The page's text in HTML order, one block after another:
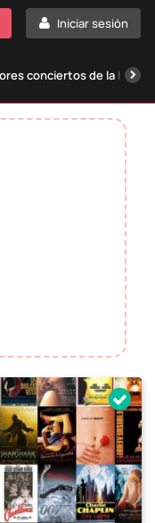
Iniciar sesión
conciertos de la